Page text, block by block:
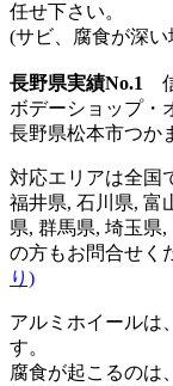
任せ下さい。
(サビ、腐食が深
長野県実績No.1
ボデーショップ・
長野県松本市つか
対応エリアは全国
福井県, 石川県, 富
県, 群馬県, 埼玉県,
の方もお問
り)
アルミホイールは
す。
腐食が起こるのは